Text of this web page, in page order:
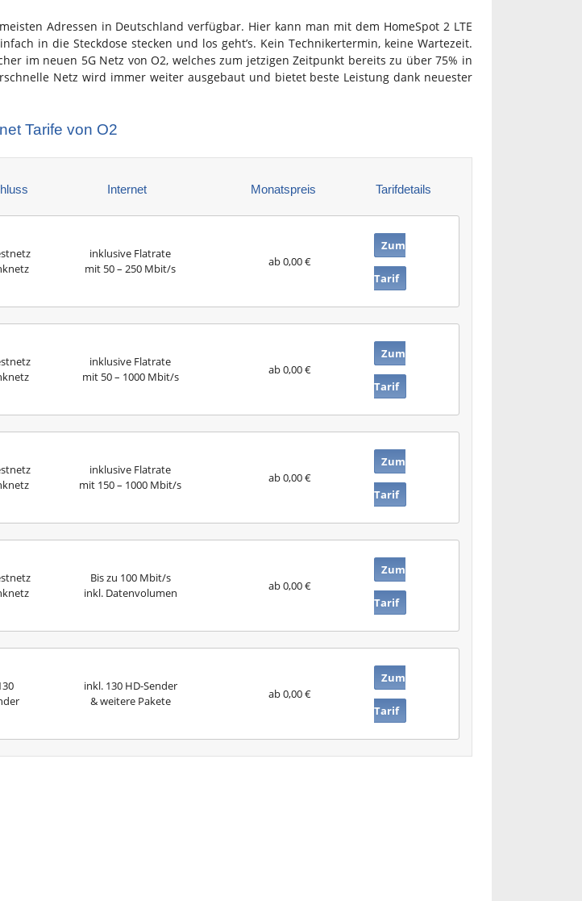
Adressen in Deutschland verfügbar. Hier kann man mit dem HomeSpot 2 LTE
in die Steckdose stecken und los geht’s. Kein Technikertermin, keine Wartezeit.
im neuen 5G Netz von O2, welches zum jetzigen Zeitpunkt bereits zu über 75% in
Netz wird immer weiter ausgebaut und bietet beste Leistung dank neuester
Tarife von O2
Internet Monatspreis Tarifdetails
inklusive Flatrate
mit 50 – 250 Mbit/s
ab 0,00 €
Zum
Tarif
inklusive Flatrate
mit 50 – 1000 Mbit/s
ab 0,00 €
Zum
Tarif
inklusive Flatrate
mit 150 – 1000 Mbit/s
ab 0,00 €
Zum
Tarif
Bis zu 100 Mbit/s
inkl. Datenvolumen
ab 0,00 €
Zum
Tarif
inkl. 130 HD-Sender
& weitere Pakete
ab 0,00 €
Zum
Tarif